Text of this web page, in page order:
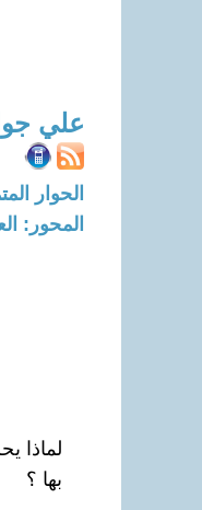
علي
الحوار المتمدن-
المحور:
لماذا
بها ؟